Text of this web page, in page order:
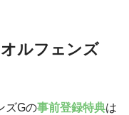
ルフェンズ
ズGの事前登録特典は